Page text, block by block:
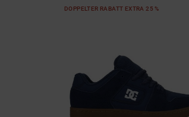
DOPPELTER RABATT EXTRA 25 %